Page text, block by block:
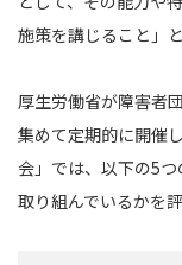
施策を講じること」
厚生労働省が障害者
集めて定期的に開催
会」では、以下の5
取り組んでいるかを